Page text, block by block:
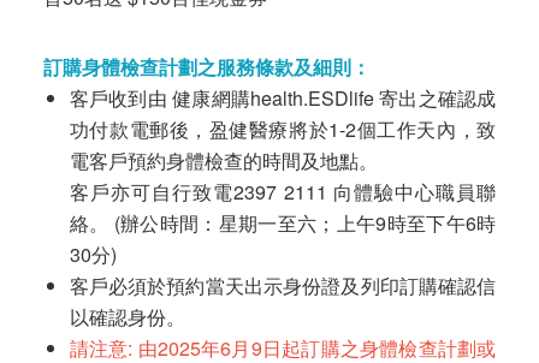
訂購身體檢查計劃之服務條款及細則：
客戶收到由 健康網購health.ESDlife 寄出之確認成
功付款電郵後，盈健醫療將於1-2個工作天內，致
電客戶預約身體檢查的時間及地點。
客戶亦可自行致電2397 2111 向體驗中心職員聯
絡。 (辦公時間：星期一至六；上午9時至下午6時
30分)
客戶必須於預約當天出示身份證及列印訂購確認信
以確認身份。
請注意: 由2025年6月9日起訂購之身體檢查計劃或